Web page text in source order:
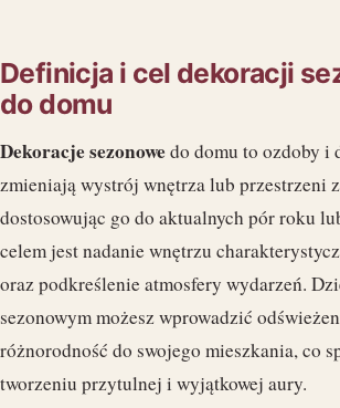
Definicja i cel dekoracji
do domu
Dekoracje sezonowedo domu to ozdoby i
zmieniają wystrój wnętrza lub przestrzeni
dostosowując go do aktualnych pór roku
celem jest nadanie wnętrzu
oraz podkreślenie atmosfery wydarzeń.
sezonowym możesz wprowadzić
różnorodność do swojego mieszkania, co
tworzeniu przytulnej i wyjątkowej aury.